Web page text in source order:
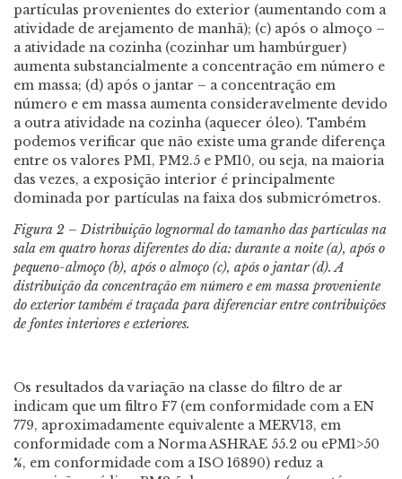
partículas provenientes do exterior (aumentando com a
atividade de arejamento de manhã); (c) após o almoço –
a atividade na cozinha (cozinhar um hambúrguer)
aumenta substancialmente a concentração em número e
em massa; (d) após o jantar – a concentração em
número e em massa aumenta consideravelmente devido
a outra atividade na cozinha (aquecer óleo). Também
podemos verificar que não existe uma grande diferença
entre os valores PM1, PM2.5 e PM10, ou seja, na maioria
das vezes, a exposição interior é principalmente
dominada por partículas na faixa dos submicrómetros.
Figura 2 – Distribuição lognormal do tamanho das partículas na
sala em quatro horas diferentes do dia: durante a noite (a), após o
pequeno-almoço (b), após o almoço (c), após o jantar (d). A
distribuição da concentração em número e em massa proveniente
do exterior também é traçada para diferenciar entre contribuições
de fontes interiores e exteriores.
Os resultados da variação na classe do filtro de ar
indicam que um filtro F7 (em conformidade com a EN
779, aproximadamente equivalente a MERV13, em
conformidade com a Norma ASHRAE 55.2 ou ePM1>50
%, em conformidade com a ISO 16890) reduz a